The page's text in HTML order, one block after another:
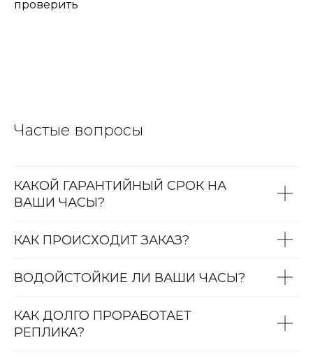
проверить
Частые вопросы
КАКОЙ ГАРАНТИЙНЫЙ СРОК НА
ВАШИ ЧАСЫ?
КАК ПРОИСХОДИТ ЗАКАЗ?
ВОДОЙСТОЙКИЕ ЛИ ВАШИ ЧАСЫ?
КАК ДОЛГО ПРОРАБОТАЕТ
РЕПЛИКА?